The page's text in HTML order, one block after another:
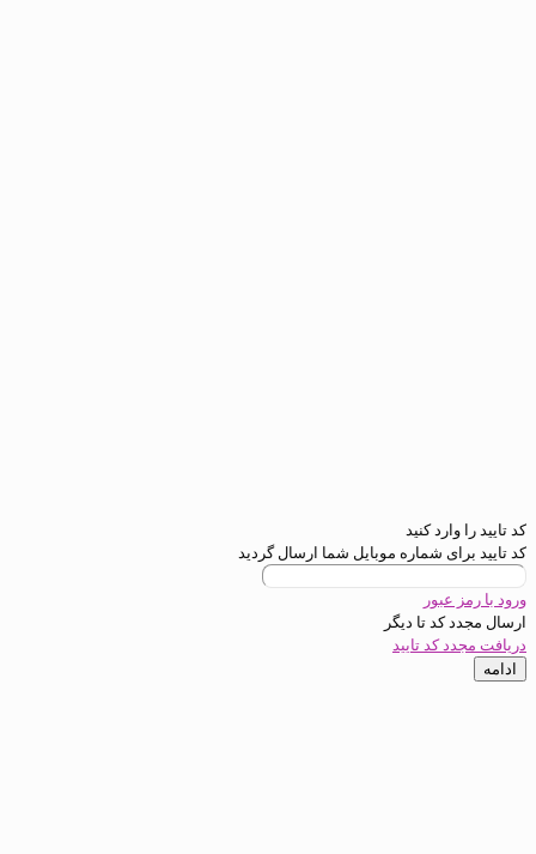
کد تایید را وارد کنید
کد تایید برای شماره موبایل شما ارسال گردید
ورود با رمز عبور
ارسال مجدد کد تا دیگر
دریافت مجدد کد تایید
ادامه